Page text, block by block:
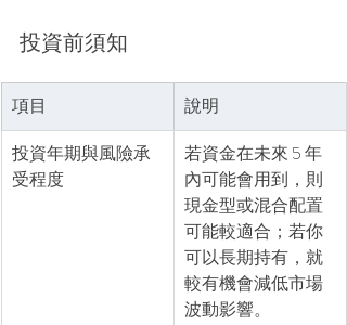
投資前須知
項目
說明
投資年期與風險承
受程度
若資金在未來 5 年
內可能會用到，則
現金型或混合配置
可能較適合；若你
可以長期持有，就
較有機會減低市場
波動影響。